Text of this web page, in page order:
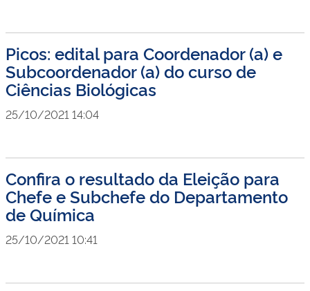
Picos: edital para Coordenador (a) e
Subcoordenador (a) do curso de
Ciências Biológicas
25/10/2021 14:04
Confira o resultado da Eleição para
Chefe e Subchefe do Departamento
de Química
25/10/2021 10:41